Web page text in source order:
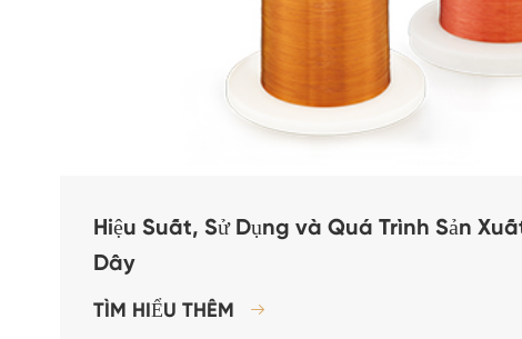
Hiệu Suất, Sử Dụng và Quá Trình Sản
Dây
TÌM HIỂU THÊM 